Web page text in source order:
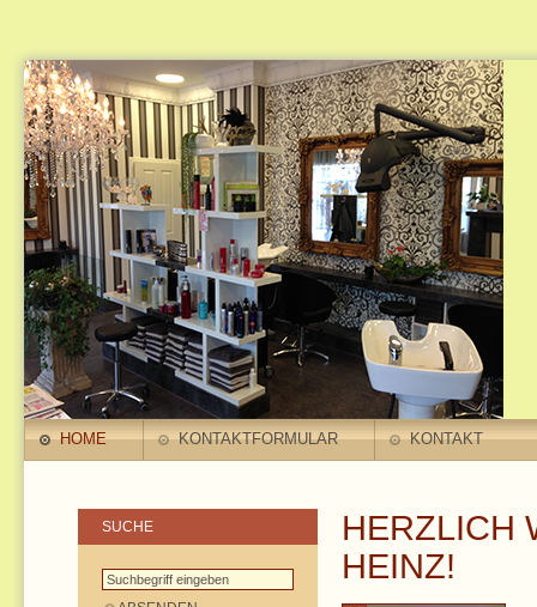
HOME KONTAKTFORMULAR KONTAKT
SUCHE
HERZLICH
HEINZ!